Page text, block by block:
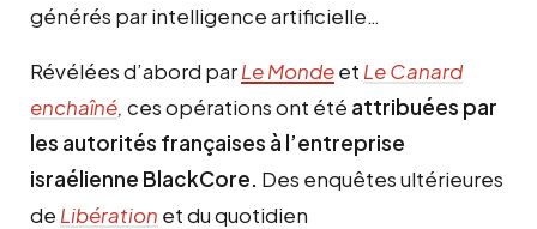
générés par intelligence artificielle…
Révélées d’abord parLe Mondeet Le Canard
enchaîné, ces opérations ont été attribuées par
les autorités françaises à l’entreprise
israélienne BlackCore. Des enquêtes ultérieures
de Libération et du quotidien